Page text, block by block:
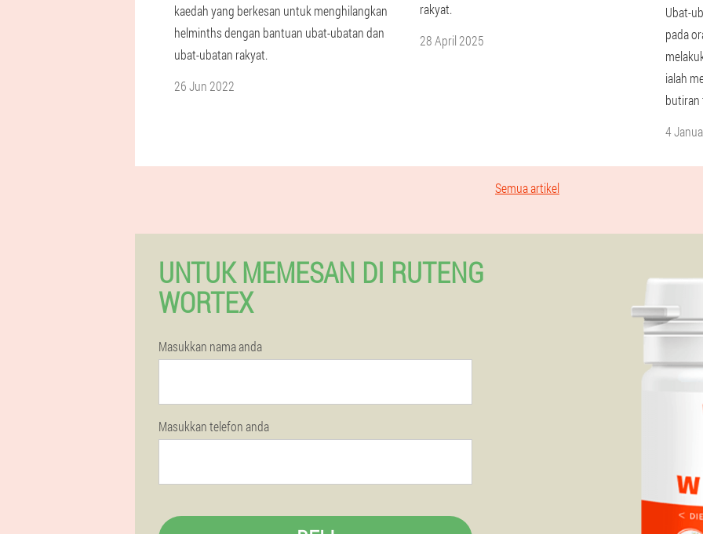
kaedah yang berkesan untuk menghilangkan
helminths dengan bantuan ubat-ubatan dan
ubat-ubatan rakyat.
26 Jun 2022
rakyat.
28 April 2025
Ubat-
pada
ialah
butiran
4
Semua artikel
UNTUK MEMESAN DI RUTENG
WORTEX
Masukkan nama anda
Masukkan telefon anda